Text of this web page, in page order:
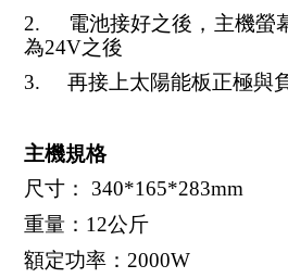
2.     電池接好之後，主機
為24V之後
3.     再接上太陽能板正極與
主機規格
尺寸： 340*165*283mm
重量：12公斤
額定功率：2000W